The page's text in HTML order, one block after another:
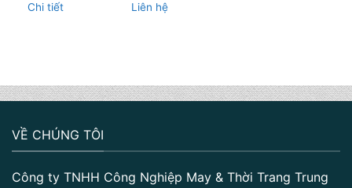
Chi tiết Liên hệ
VỀ CHÚNG TÔI
Công ty TNHH Công Nghiệp May & Thời Trang Trung